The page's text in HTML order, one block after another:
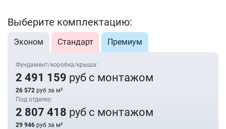
Выберите комплектацию:
Эконом Стандарт Премиум
Фундамент/коробка/крыша:
2 491 159 руб с монтажом
26 572 руб за м²
Под отделку:
2 807 418 руб с монтажом
29 946 руб за м²